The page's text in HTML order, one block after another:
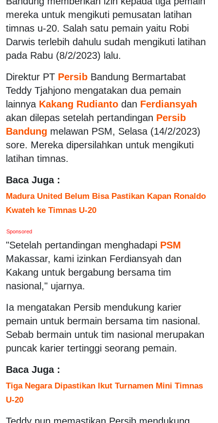
mereka untuk mengikuti pemusatan latihan
timnas u-20. Salah satu pemain yaitu Robi
Darwis terlebih dahulu sudah mengikuti latihan
pada Rabu (8/2/2023) lalu.
Direktur PT Persib Bandung Bermartabat
Teddy Tjahjono mengatakan dua pemain
lainnya Kakang Rudianto dan Ferdiansyah
akan dilepas setelah pertandingan Persib
Bandung melawan PSM, Selasa (14/2/2023)
sore. Mereka dipersilahkan untuk mengikuti
latihan timnas.
Baca Juga :
Madura United Belum Bisa Pastikan Kapan Ronaldo
Kwateh ke Timnas U-20
Sponsored
"Setelah pertandingan menghadapi PSM
Makassar, kami izinkan Ferdiansyah dan
Kakang untuk bergabung bersama tim
nasional," ujarnya.
Ia mengatakan Persib mendukung karier
pemain untuk bermain bersama tim nasional.
Sebab bermain untuk tim nasional merupakan
puncak karier tertinggi seorang pemain.
Baca Juga :
Tiga Negara Dipastikan Ikut Turnamen Mini Timnas
U-20